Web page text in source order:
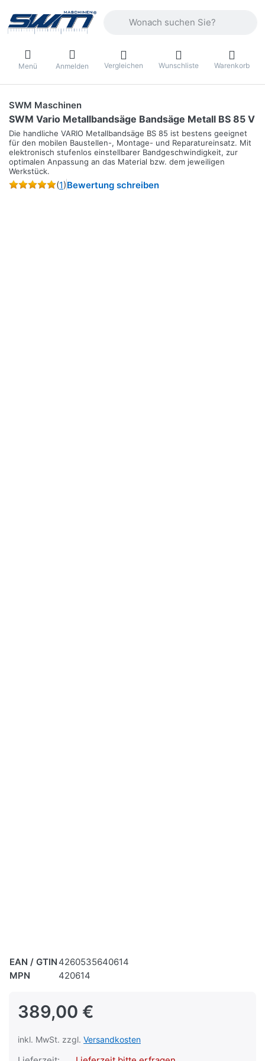
Menü Anmelden Vergleichen Wunschliste Warenkorb
SWM Maschinen
SWM Vario Metallbandsäge Bandsäge Metall BS 85 V
Die handliche VARIO Metallbandsäge BS 85 ist bestens geeignet
für den mobilen Baustellen-, Montage- und Reparatureinsatz. Mit
elektronisch stufenlos einstellbarer Bandgeschwindigkeit, zur
optimalen Anpassung an das Material bzw. dem jeweiligen
Werkstück.
(1)Bewertung schreiben
EAN / GTIN 4260535640614
MPN
420614
389,00 €
inkl. MwSt. zzgl. Versandkosten